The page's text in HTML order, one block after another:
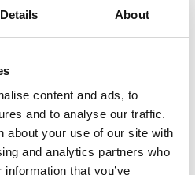
Details About
content and ads, to
and to analyse our traffic.
about your use of our site with
and analytics partners who
that you’ve
aumentata fortemente la